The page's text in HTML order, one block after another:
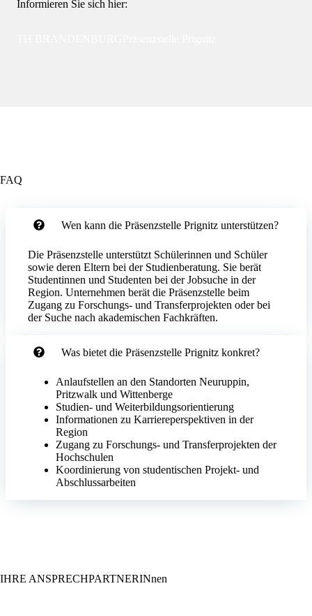
Informieren Sie sich hier:
FAQ
Wen kann die Präsenzstelle Prignitz unterstützen?
Die Präsenzstelle unterstützt Schülerinnen und Schüler
sowie deren Eltern bei der Studienberatung. Sie berät
Studentinnen und Studenten bei der Jobsuche in der
Region. Unternehmen berät die Präsenzstelle beim
Zugang zu Forschungs- und Transferprojekten oder bei
der Suche nach akademischen Fachkräften.
Was bietet die Präsenzstelle Prignitz konkret?
Anlaufstellen an den Standorten Neuruppin,
Pritzwalk und Wittenberge
Studien- und Weiterbildungsorientierung
Informationen zu Karriereperspektiven in der
Region
Zugang zu Forschungs- und Transferprojekten der
Hochschulen
Koordinierung von studentischen Projekt- und
Abschlussarbeiten
IHRE ANSPRECHPARTNERINnen